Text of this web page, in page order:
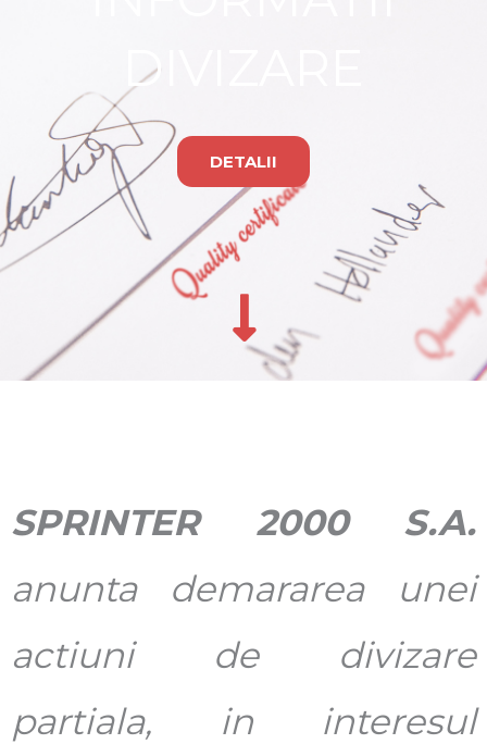
DIVIZARE
DETALII
SPRINTER 2000 S.A.
anunta demararea unei
actiuni de divizare
partiala, in interesul